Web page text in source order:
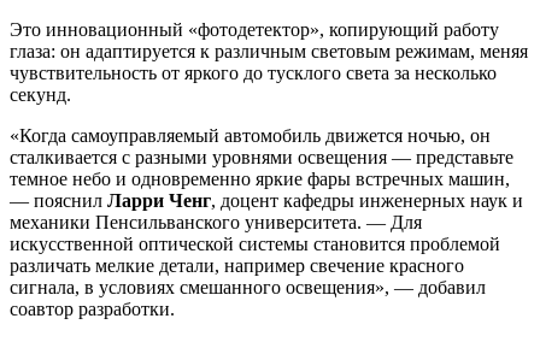
Это инновационный «фотодетектор», копирующий работу
глаза: он адаптируется к различным световым режимам, меняя
чувствительность от яркого до тусклого света за несколько
секунд.
«Когда самоуправляемый автомобиль движется ночью, он
сталкивается с разными уровнями освещения — представьте
темное небо и одновременно яркие фары встречных машин,
— пояснил Ларри Ченг, доцент кафедры инженерных наук и
механики Пенсильванского университета. — Для
искусственной оптической системы становится проблемой
различать мелкие детали, например свечение красного
сигнала, в условиях смешанного освещения», — добавил
соавтор разработки.